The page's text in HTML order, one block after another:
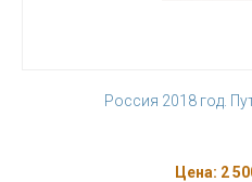
Россия 2018 год.
Цена: 2